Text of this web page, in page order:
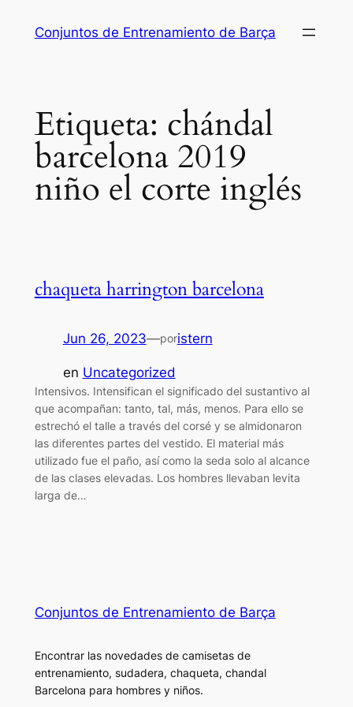
Conjuntos de Entrenamiento de Barça
Etiqueta: chándal
barcelona 2019
niño el corte inglés
chaqueta harrington barcelona
Jun 26, 2023—poristern
en Uncategorized
Intensivos. Intensifican el significado del sustantivo al
que acompañan: tanto, tal, más, menos. Para ello se
estrechó el talle a través del corsé y se almidonaron
las diferentes partes del vestido. El material más
utilizado fue el paño, así como la seda solo al alcance
de las clases elevadas. Los hombres llevaban levita
larga de…
Conjuntos de Entrenamiento de Barça
Encontrar las novedades de camisetas de
entrenamiento, sudadera, chaqueta, chandal
Barcelona para hombres y niños.